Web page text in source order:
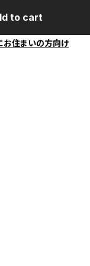
to cart
お住まいの方向け